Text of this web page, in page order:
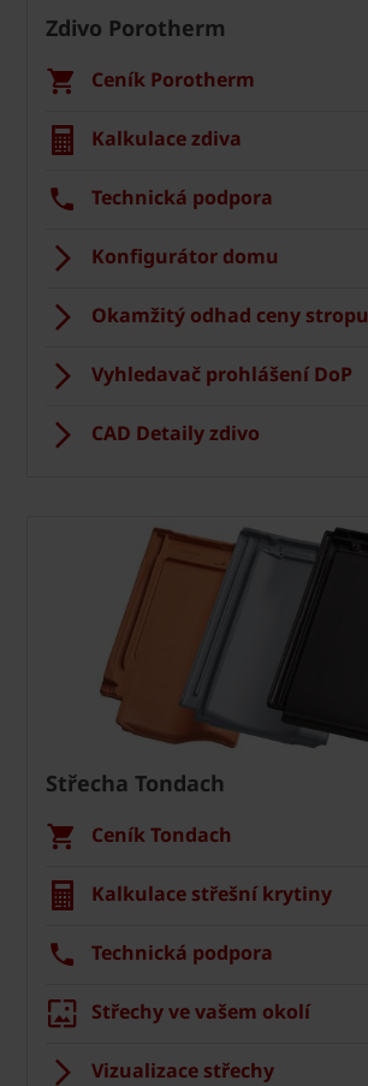
Zdivo Porotherm
Ceník Porotherm
Kalkulace zdiva
Technická podpora
Konfigurátor domu
Okamžitý odhad ceny stropu
Vyhledavač prohlášení DoP
CAD Detaily zdivo
Střecha Tondach
Ceník Tondach
Kalkulace střešní krytiny
Technická podpora
Střechy ve vašem okolí
Vizualizace střechy